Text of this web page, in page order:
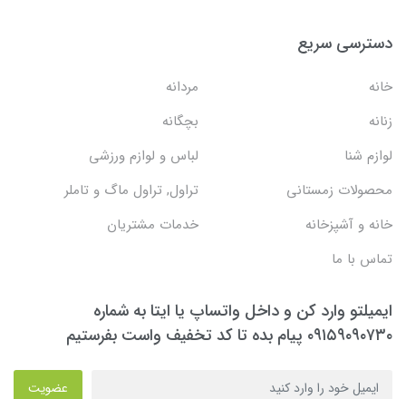
دسترسی سریع
خانه
مردانه
زنانه
بچگانه
لوازم شنا
لباس و لوازم ورزشی
محصولات زمستانی
تراول, تراول ماگ و تاملر
خانه و آشپزخانه
خدمات مشتریان
تماس با ما
ایمیلتو وارد کن و داخل واتساپ یا ایتا به شماره
۰۹۱۵۹۰۹۰۷۳۰ پیام بده تا کد تخفیف واست بفرستیم
عضویت